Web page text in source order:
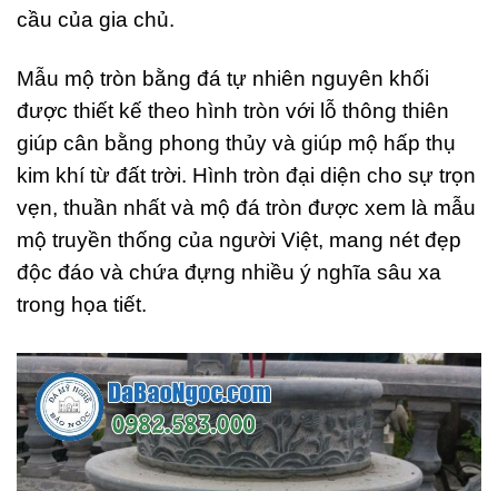
cầu của gia chủ.
Mẫu mộ tròn bằng đá tự nhiên nguyên khối
được thiết kế theo hình tròn với lỗ thông thiên
giúp cân bằng phong thủy và giúp mộ hấp thụ
kim khí từ đất trời. Hình tròn đại diện cho sự trọn
vẹn, thuần nhất và mộ đá tròn được xem là mẫu
mộ truyền thống của người Việt, mang nét đẹp
độc đáo và chứa đựng nhiều ý nghĩa sâu xa
trong họa tiết.